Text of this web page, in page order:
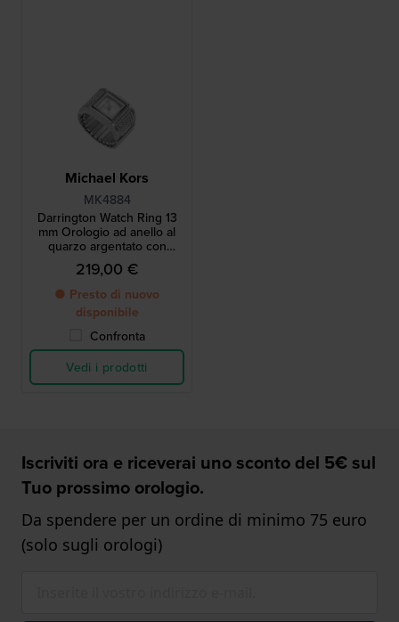
Michael Kors
MK4884
Darrington Watch Ring 13
mm Orologio ad anello al
quarzo argentato con
cristalli
219,00 €
● Presto di nuovo
disponibile
Confronta
Vedi i prodotti
Iscriviti ora e riceverai uno sconto del 5€ sul
Tuo prossimo orologio.
Da spendere per un ordine di minimo 75 euro
(solo sugli orologi)